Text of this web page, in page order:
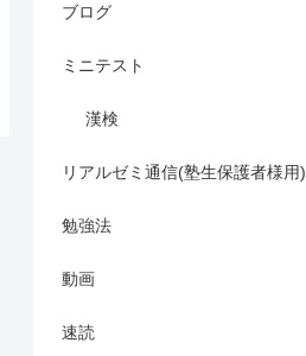
ブログ
ミニテスト
漢検
リアルゼミ通信(塾生保護者様用)
勉強法
動画
速読